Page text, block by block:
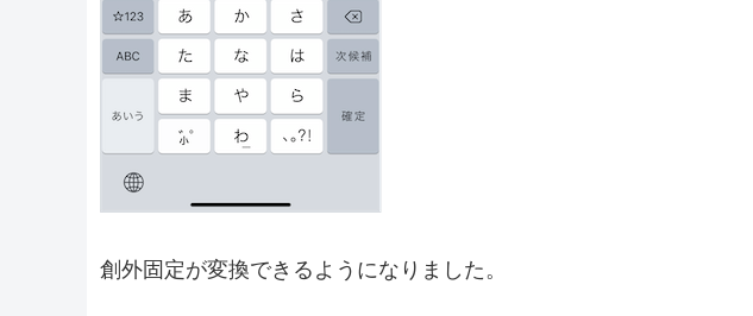
創外固定が変換できるようになりました。